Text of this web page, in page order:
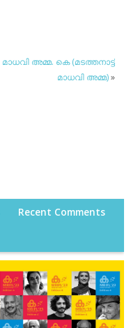
മാധവി അമ്മ. കെ (മടത്തനാട്ട്
മാധവി അമ്മ)»
Recent Comments